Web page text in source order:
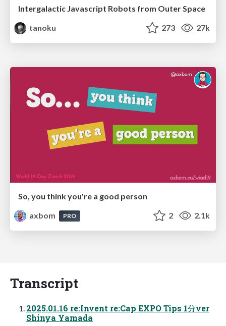
Intergalactic Javascript Robots from Outer Space
tanoku
273 27k
So, you think you're a good person
axbom
PRO 2 2.1k
Transcript
2025.01.16 re:Invent re:Cap EXPO Tips 1分ver
Shinya Yamada